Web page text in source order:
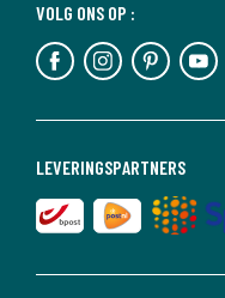
LEVERINGSPARTNERS
VOLG ONS OP :